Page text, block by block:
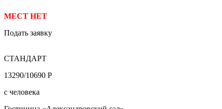
МЕСТ НЕТ
Подать заявку
СТАНДАРТ
13290/10690 Р
с человека